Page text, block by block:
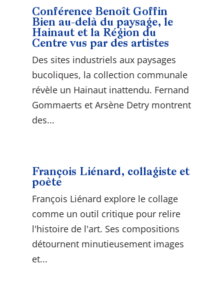
Conférence Benoît Goffin
Bien au-delà du paysage, le
Hainaut et la Région du
Centre vus par des artistes
Des sites industriels aux paysages
bucoliques, la collection communale
révèle un Hainaut inattendu. Fernand
Gommaerts et Arsène Detry montrent
des...
François Liénard, collagiste et
poète
François Liénard explore le collage
comme un outil critique pour relire
l'histoire de l'art. Ses compositions
détournent minutieusement images
et...